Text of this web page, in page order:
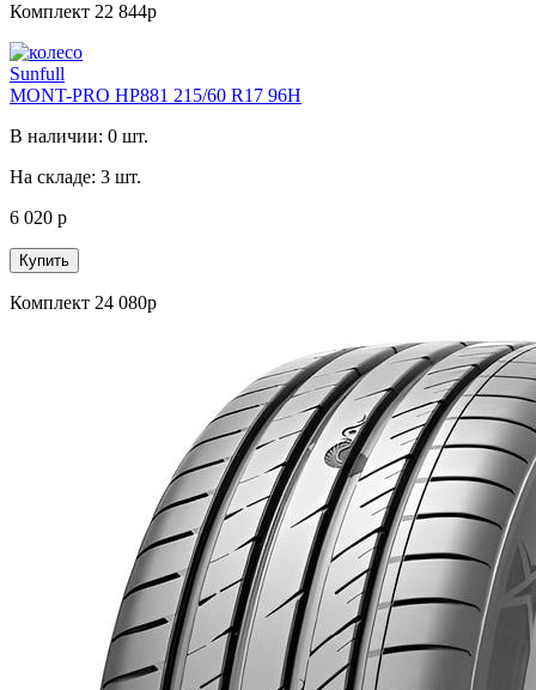
Комплект 22 844р
Sunfull
MONT-PRO HP881 215/60 R17 96H
В наличии: 0 шт.
На складе: 3 шт.
6 020 р
Купить
Комплект 24 080р